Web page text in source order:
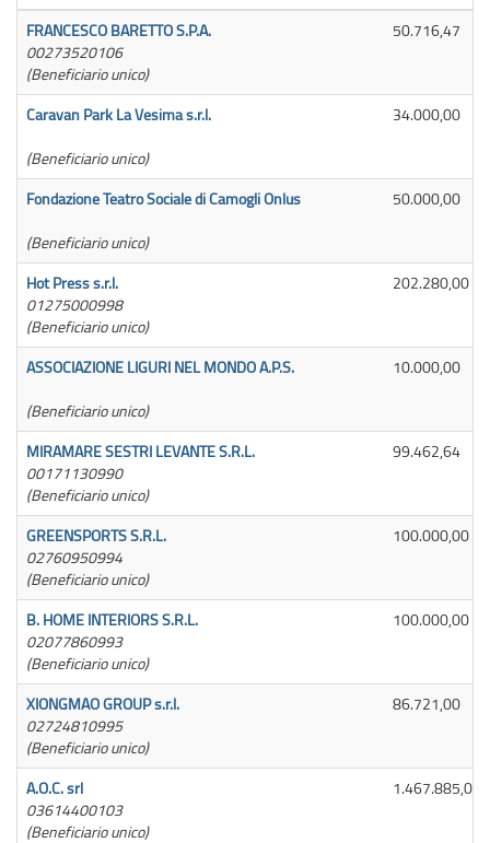
FRANCESCO BARETTO S.P.A.
00273520106
(Beneficiario unico)
50.716,47
Caravan Park La Vesima s.r.l.
(Beneficiario unico)
34.000,00
Fondazione Teatro Sociale di Camogli Onlus
(Beneficiario unico)
50.000,00
Hot Press s.r.l.
01275000998
(Beneficiario unico)
202.280,00
ASSOCIAZIONE LIGURI NEL MONDO A.P.S.
(Beneficiario unico)
10.000,00
MIRAMARE SESTRI LEVANTE S.R.L.
00171130990
(Beneficiario unico)
99.462,64
GREENSPORTS S.R.L.
02760950994
(Beneficiario unico)
100.000,00
B. HOME INTERIORS S.R.L.
02077860993
(Beneficiario unico)
100.000,00
XIONGMAO GROUP s.r.l.
02724810995
(Beneficiario unico)
86.721,00
A.O.C. srl
03614400103
(Beneficiario unico)
1.467.885,00